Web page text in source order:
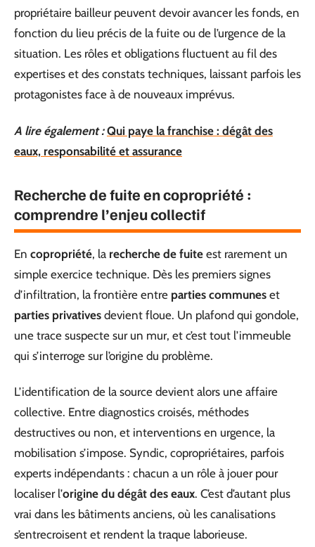
propriétaire bailleur peuvent devoir avancer les fonds, en
fonction du lieu précis de la fuite ou de l’urgence de la
situation. Les rôles et obligations fluctuent au fil des
expertises et des constats techniques, laissant parfois les
protagonistes face à de nouveaux imprévus.
A lire également : Qui paye la franchise : dégât des
eaux, responsabilité et assurance
Recherche de fuite en copropriété :
comprendre l’enjeu collectif
En copropriété, la recherche de fuite est rarement un
simple exercice technique. Dès les premiers signes
d’infiltration, la frontière entre parties communes et
parties privatives devient floue. Un plafond qui gondole,
une trace suspecte sur un mur, et c’est tout l’immeuble
qui s’interroge sur l’origine du problème.
L’identification de la source devient alors une affaire
collective. Entre diagnostics croisés, méthodes
destructives ou non, et interventions en urgence, la
mobilisation s’impose. Syndic, copropriétaires, parfois
experts indépendants : chacun a un rôle à jouer pour
localiser l’origine du dégât des eaux. C’est d’autant plus
vrai dans les bâtiments anciens, où les canalisations
s’entrecroisent et rendent la traque laborieuse.